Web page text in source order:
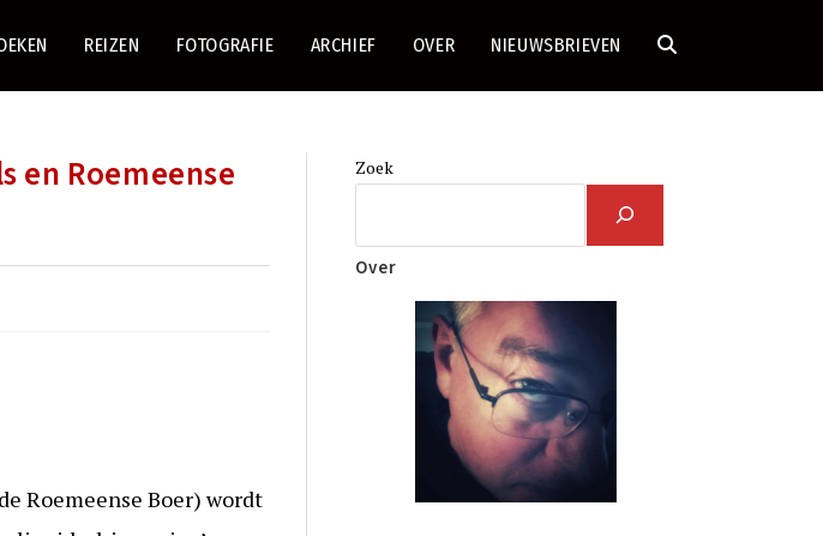
REIZEN FOTOGRAFIE ARCHIEF OVER NIEUWSBRIEVEN TOGGLE
en Roemeense
Roemeense Boer) wordt
Zoek
Over